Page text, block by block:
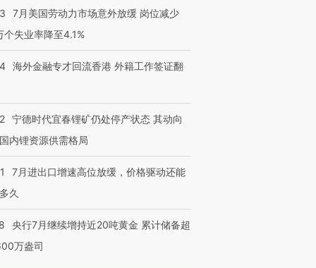
7月美国劳动力市场意外放缓 岗位减少
个失业率降至4.1%
海外金融专才回流香港 外籍工作签证翻
宁德时代宜春锂矿仍处停产状态 其动向
内锂资源供需格局
7月进出口增速高位放缓，价格驱动还能
久
央行7月继续增持近20吨黄金 累计储备超
万盎司